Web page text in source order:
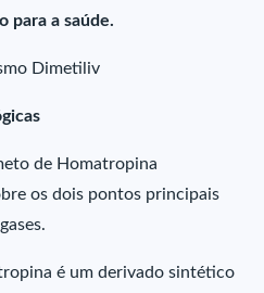
para a saúde.
Dimetiliv
de Homatropina
os dois pontos principais
é um derivado sintético